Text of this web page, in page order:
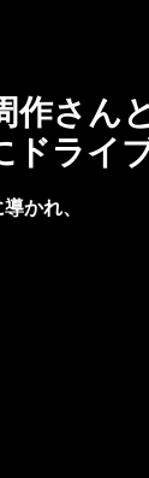
作さん
ドライ
かれ、